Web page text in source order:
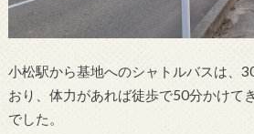
小松駅から基地へのシャトルバスは、
おり、体力があれば徒歩で50分かけて
でした。